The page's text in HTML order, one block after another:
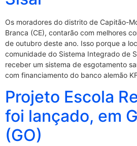
Os moradores do distrito de Capitão-
Branca (CE), contarão com melhores
de outubro deste ano. Isso porque a
comunidade do Sistema Integrado de
receber um sistema de esgotamento
com financiamento do banco alemão
Projeto Escola
foi lançado, em
(GO)